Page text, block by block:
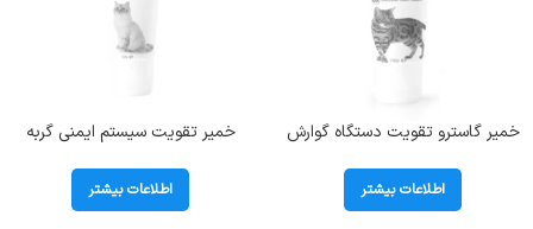
خمیر گاسترو تقویت دستگاه گوارش
Gastro Intestinal Paste
اطلاعات بیشتر
خمیر تقویت سیستم ایمنی گربه
Immune Paste
اطلاعات بیشتر